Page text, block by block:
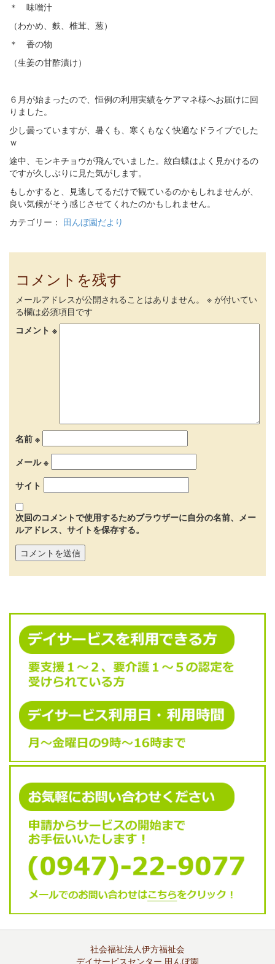
＊ 味噌汁
（わかめ、麩、椎茸、葱）
＊ 香の物
（生姜の甘酢漬け）
６月が始まったので、恒例の利用実績をケアマネ様へお届けに回
りました。
少し曇っていますが、暑くも、寒くもなく快適なドライブでした
ｗ
途中、モンキチョウが飛んでいました。紋白蝶はよく見かけるの
ですが久しぶりに見た気がします。
もしかすると、見逃してるだけで観ているのかもしれませんが、
良い気候がそう感じさせてくれたのかもしれません。
カテゴリー： 田んぼ園だより
コメントを残す
メールアドレスが公開されることはありません。 ※ が付いてい
る欄は必須項目です
コメント ※
名前 ※
メール※
サイト
次回のコメントで使用するためブラウザーに自分の名前、メー
ルアドレス、サイトを保存する。
社会福祉法人伊方福祉会
デイサービスセンター 田んぼ園